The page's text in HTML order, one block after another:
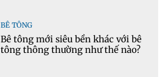
BÊ TÔNG
Bê tông mới siêu bền khác với bê
tông thông thường như thế nào?